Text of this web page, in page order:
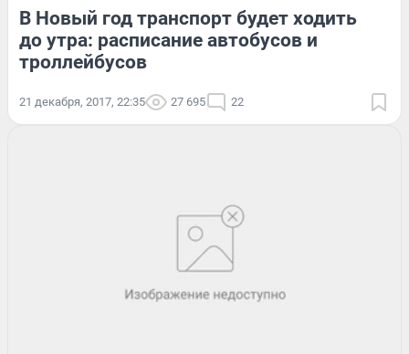
В Новый год транспорт будет ходить
до утра: расписание автобусов и
троллейбусов
21 декабря, 2017, 22:35 27 695 22